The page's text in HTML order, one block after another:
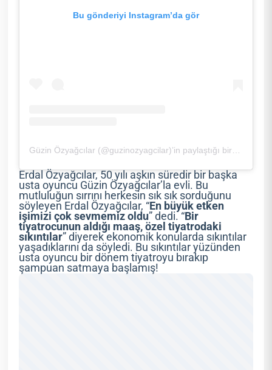
Bu gönderiyi Instagram’da gör
Güzin Özyağcılar (@guzinozyagcilar)’in paylaştığı bir gönderi
Erdal Özyağcılar, 50 yılı aşkın süredir bir başka
usta oyuncu Güzin Özyağcılar’la evli. Bu
mutluluğun sırrını herkesin sık sık sorduğunu
söyleyen Erdal Özyağcılar, “En büyük etken
işimizi çok sevmemiz oldu” dedi. “Bir
tiyatrocunun aldığı maaş, özel tiyatrodaki
sıkıntılar” diyerek ekonomik konularda sıkıntılar
yaşadıklarını da söyledi. Bu sıkıntılar yüzünden
usta oyuncu bir dönem tiyatroyu bırakıp
şampuan satmaya başlamış!